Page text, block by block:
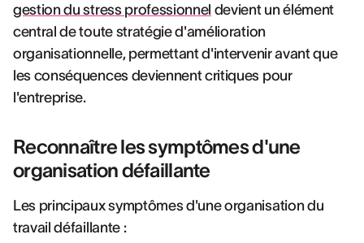
gestion du stress professionnel devient un élément
central de toute stratégie d'amélioration
organisationnelle, permettant d'intervenir avant que
les conséquences deviennent critiques pour
l'entreprise.
Reconnaître les symptômes d'une
organisation défaillante
Les principaux symptômes d'une organisation du
travail défaillante :